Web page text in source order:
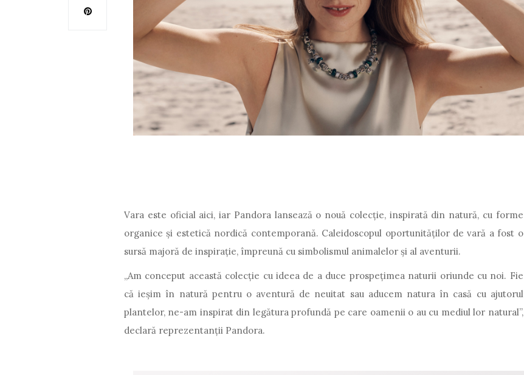
Vara este oficial aici, iar Pandora lansează o nouă colecţie, inspirată din natură, cu forme
organice și estetică nordică contemporană. Caleidoscopul oportunităților de vară a fost o
sursă majoră de inspirație, împreună cu simbolismul animalelor și al aventurii.
„Am conceput această colecție cu ideea de a duce prospeţimea naturii oriunde cu noi. Fie
că ieșim în natură pentru o aventură de neuitat sau aducem natura în casă cu ajutorul
plantelor, ne-am inspirat din legătura profundă pe care oamenii o au cu mediul lor natural”,
declară reprezentanţii Pandora.